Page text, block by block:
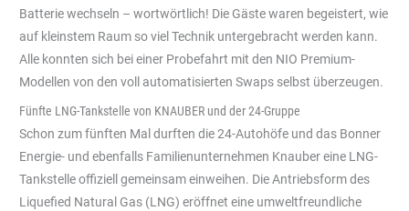
Batterie wechseln – wortwörtlich! Die Gäste waren begeistert, wie
auf kleinstem Raum so viel Technik untergebracht werden kann.
Alle konnten sich bei einer Probefahrt mit den NIO Premium-
Modellen von den voll automatisierten Swaps selbst überzeugen.
Fünfte LNG-Tankstelle von KNAUBER und der 24-Gruppe
Schon zum fünften Mal durften die 24-Autohöfe und das Bonner
Energie- und ebenfalls Familienunternehmen Knauber eine LNG-
Tankstelle offiziell gemeinsam einweihen. Die Antriebsform des
Liquefied Natural Gas (LNG) eröffnet eine umweltfreundliche